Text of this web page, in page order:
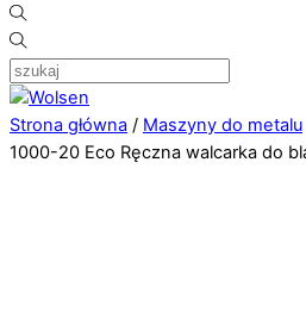
Strona główna / Maszyny do metalu
1000-20 Eco Ręczna walcarka do